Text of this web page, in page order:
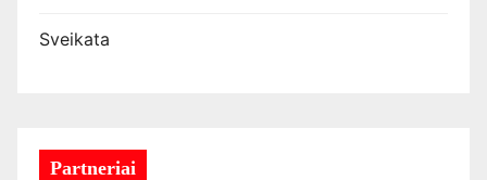
Sveikata
Partneriai